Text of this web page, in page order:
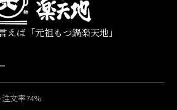
えば「元祖もつ鍋楽天地」
文率74%